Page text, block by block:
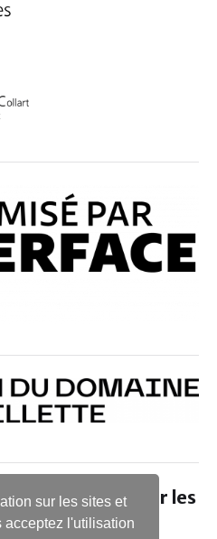
sur les sites et
l'utilisation
Palmyre sur les